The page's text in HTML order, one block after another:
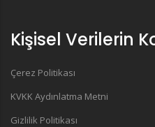
Kişisel Verilerin
Çerez Politikası
KVKK Aydınlatma Metni
Gizlilik Politikası